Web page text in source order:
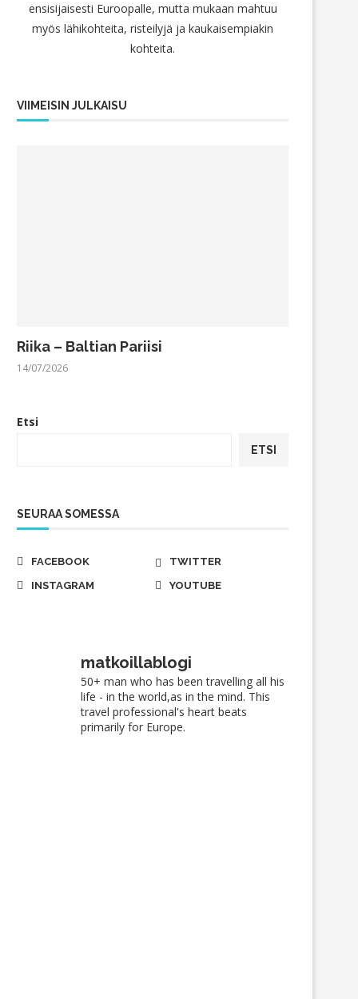
ensisijaisesti Euroopalle, mutta mukaan mahtuu
myös lähikohteita, risteilyjä ja kaukaisempiakin
kohteita.
VIIMEISIN JULKAISU
Riika – Baltian Pariisi
14/07/2026
Etsi
ETSI
SEURAA SOMESSA
FACEBOOK
TWITTER
INSTAGRAM
YOUTUBE
matkoillablogi
50+ man who has been travelling all his
life - in the world,as in the mind. This
travel professional's heart beats
primarily for Europe.